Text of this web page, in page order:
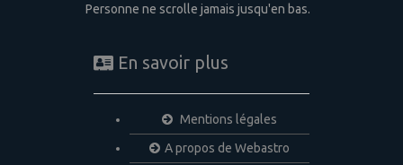
Personne ne scrolle jamais jusqu'en bas.
En savoir plus
Mentions légales
A propos de Webastro